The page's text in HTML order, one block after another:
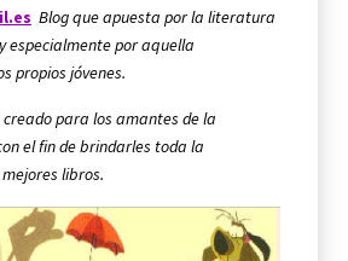
Blog que apuesta por la literatura
especialmente por aquella
propios jóvenes.
creado para los amantes de la
el fin de brindarles toda la
libros.